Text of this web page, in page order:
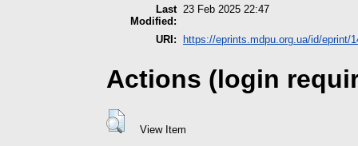
Last
Modified:
23 Feb 2025 22:47
URI: https://eprints.mdpu.org.ua/id/eprint/
Actions (login
View Item